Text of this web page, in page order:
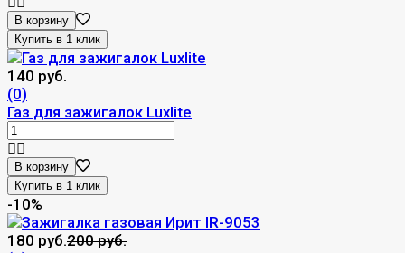
В корзину
140 руб.
(0)
Газ для зажигалок Luxlite
В корзину
-10%
180 руб.200 руб.